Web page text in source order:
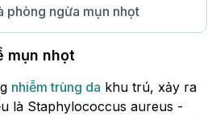
phòng ngừa mụn nhọt
mụn nhọt
nhiễm trùng da khu trú, xảy ra
là Staphylococcus aureus -